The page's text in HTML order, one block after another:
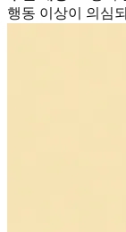
행동 이상이 의심